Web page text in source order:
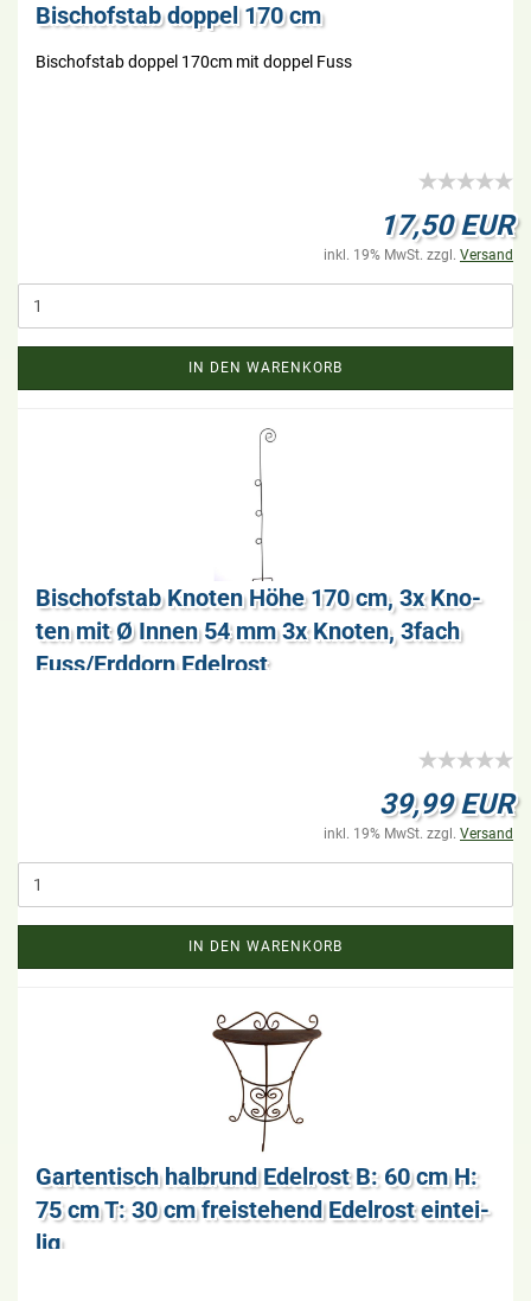
Bi­schof­stab dop­pel 170 cm
Bi­schof­stab dop­pel 170cm mit dop­pel Fuss
17,50 EUR
inkl. 19% MwSt. zzgl. Versand
IN DEN WARENKORB
Bi­schof­stab Kno­ten Höhe 170 cm, 3x Kno­
ten mit Ø Innen 54 mm 3x Kno­ten, 3fach
Fuss/Erd­dorn Edel­rost
39,99 EUR
inkl. 19% MwSt. zzgl. Versand
IN DEN WARENKORB
Gar­ten­tisch halb­rund Edel­rost B: 60 cm H:
75 cm T: 30 cm frei­ste­hend Edel­rost ein­tei­
lig